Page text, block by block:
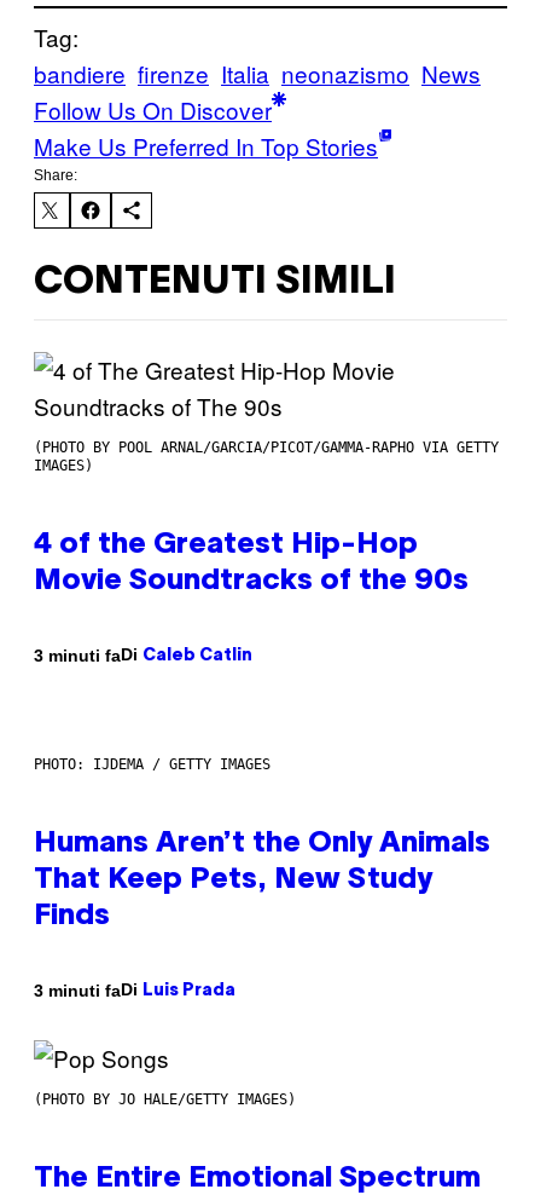
Tag:
bandiere firenze Italia neonazismo News
Follow Us On Discover
Make Us Preferred In Top Stories
Share:
CONTENUTI SIMILI
(PHOTO BY POOL ARNAL/GARCIA/PICOT/GAMMA-RAPHO VIA GETTY
IMAGES)
4 of the Greatest Hip-Hop
Movie Soundtracks of the 90s
3 minuti faDi Caleb Catlin
PHOTO: IJDEMA / GETTY IMAGES
Humans Aren’t the Only Animals
That Keep Pets, New Study
Finds
3 minuti faDi Luis Prada
(PHOTO BY JO HALE/GETTY IMAGES)
The Entire Emotional Spectrum